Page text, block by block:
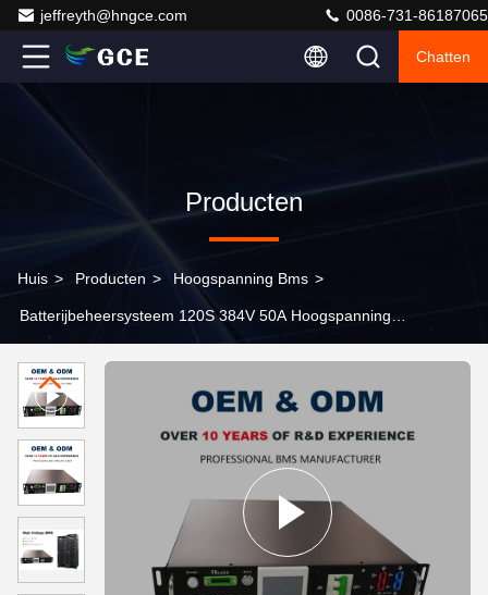
jeffreyth@hngce.com 0086-731-86187065
Chatten
Producten
Huis > Producten > Hoogspanning Bms >
Batterijbeheersysteem 120S 384V 50A Hoogspanning
Goodwe Inverter